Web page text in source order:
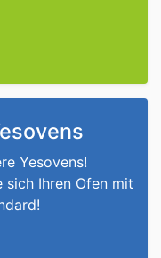
Yesovens!
sich Ihren Ofen mit